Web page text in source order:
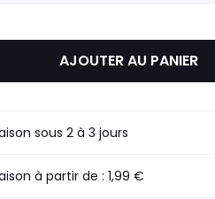
AJOUTER AU PANIER
sous 2 à 3 jours
à partir de :1,99 €